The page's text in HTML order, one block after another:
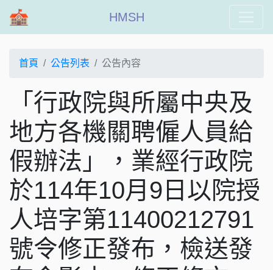
HMSH
首頁 公告列表 公告內容
「行政院與所屬中央及
地方各機關聘僱人員給
假辦法」，業經行政院
於114年10月9日以院授
人培字第11400212791
號令修正發布，檢送發